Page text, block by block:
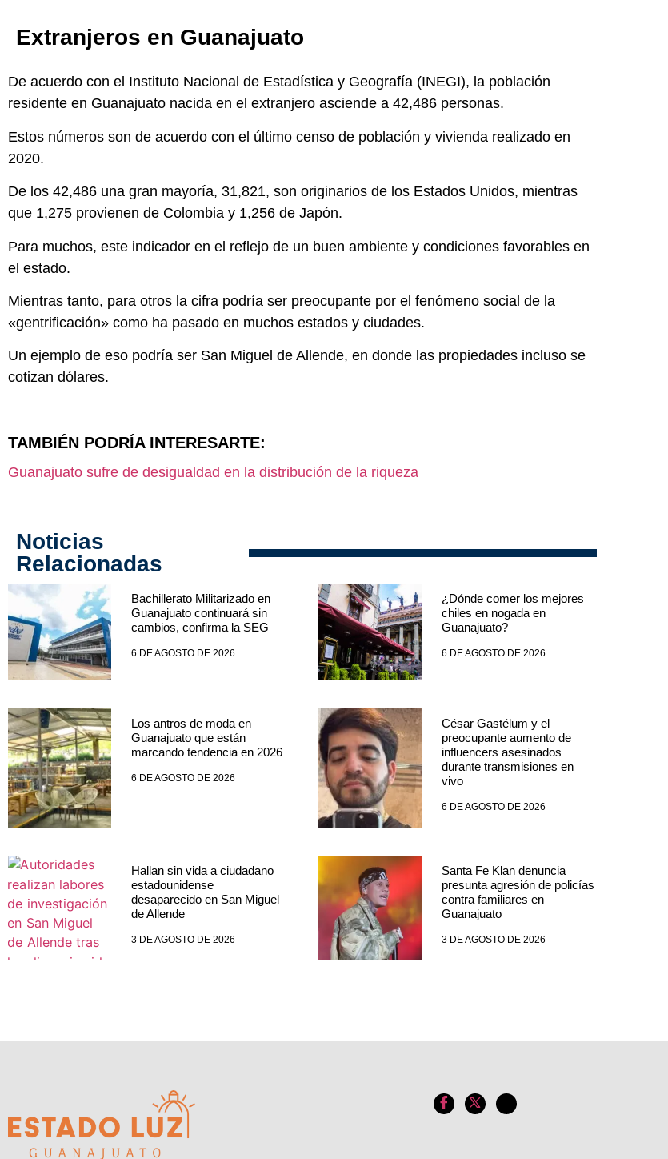
Extranjeros en Guanajuato
De acuerdo con el Instituto Nacional de Estadística y Geografía (INEGI), la población
residente en Guanajuato nacida en el extranjero asciende a 42,486 personas.
Estos números son de acuerdo con el último censo de población y vivienda realizado en
2020.
De los 42,486 una gran mayoría, 31,821, son originarios de los Estados Unidos, mientras
que 1,275 provienen de Colombia y 1,256 de Japón.
Para muchos, este indicador en el reflejo de un buen ambiente y condiciones favorables en
el estado.
Mientras tanto, para otros la cifra podría ser preocupante por el fenómeno social de la
«gentrificación» como ha pasado en muchos estados y ciudades.
Un ejemplo de eso podría ser San Miguel de Allende, en donde las propiedades incluso se
cotizan dólares.
TAMBIÉN PODRÍA INTERESARTE:
Guanajuato sufre de desigualdad en la distribución de la riqueza
Noticias
Relacionadas
Bachillerato Militarizado en
Guanajuato continuará sin
cambios, confirma la SEG
6 DE AGOSTO DE 2026
¿Dónde comer los mejores
chiles en nogada en
Guanajuato?
6 DE AGOSTO DE 2026
Los antros de moda en
Guanajuato que están
marcando tendencia en 2026
6 DE AGOSTO DE 2026
César Gastélum y el
preocupante aumento de
influencers asesinados
durante transmisiones en
vivo
6 DE AGOSTO DE 2026
Hallan sin vida a ciudadano
estadounidense
desaparecido en San Miguel
de Allende
3 DE AGOSTO DE 2026
Santa Fe Klan denuncia
presunta agresión de policías
contra familiares en
Guanajuato
3 DE AGOSTO DE 2026